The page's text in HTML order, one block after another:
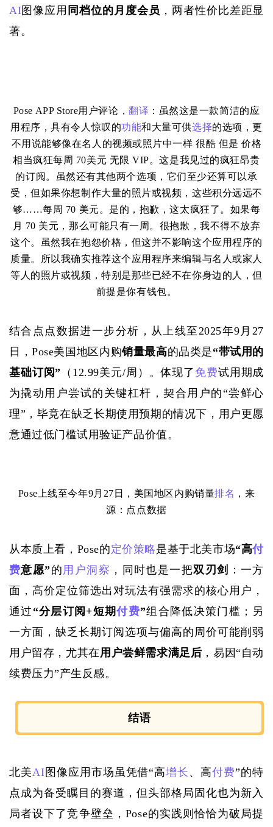
AI图像应用 同档位的月度会员 ，两者性价比差距显
著。
Pose APP Store用户评论，翻译 ：虽然这是一款简洁的应
用程序，具有令人惊叹的功能和大量可供选择的选项，更
不用说能够像在名人的视频或照片中一样 很酷 但是 价格
相当疯狂每周 70美元 无限 VIP。这是我见过的疯狂昂贵
的订阅。虽然还有其他两个选项，它们至少还算可以承
受，但如果你想制作大量的照片或视频，这些积分远远不
够……每周 70 美元。是的，抱歉，这太疯狂了。如果每
月 70 美元，那么可能只有一周。很抱歉，我不得不放弃
这个。虽然我在抱怨价格，但这并不影响这个应用程序的
质量。所以我确实推荐这个应用程序来编辑与名人或家人
等人的照片或视频，特别是那些已经不在你身边的人，但
前提是你有钱包。
结合点点数据进一步分析，从上线至2025年9月27
日，Pose美国地区内购销量最高的品类是“带试用的
基础订阅” （ 12.99美元/周） 。体现了 免费试用期成
为撬动用户尝试的关键杠杆，契合用户的“尝鲜心
理”，毕竟在缺乏长期使用预期的情况下，用户更愿
意通过低门槛试用验证产品价值。
Pose 上线至今年9月27日， 美国地区内购销量排名 ，来
源： 点点数据
从本质上看， Pose的定价策略是基于北美市场“高付
费意愿”的 用户洞察 ，同时也是一把双刃剑
：一方
面，高价定位筛选出对玩法有强需求的核心用户，
通过 “分层订阅+短期付费”组合降低决策门槛；另
一方面，缺乏长期订阅选项与偏高的周价可能削弱
用户留存，尤其在用户尝鲜需求满足后 ，易因“自动
续费压力”产生反感。
结语
北美AI 图像应用市场虽凭借“高增长 、高付费”的特
点成为备受瞩目的赛道，但头部格局固化也为新入
局者设下了竞争壁垒， Pose的实践则恰恰为破局提